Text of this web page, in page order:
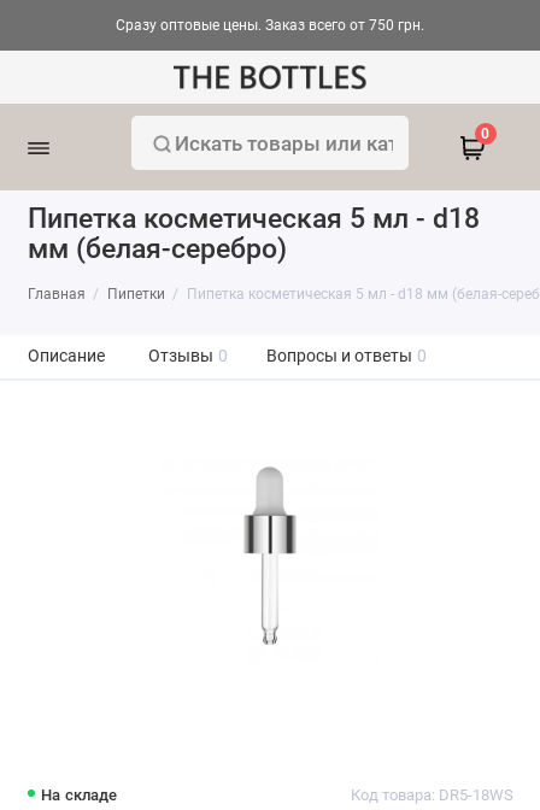
Сразу оптовые цены. Заказ всего от 750 грн.
0
Пипетка косметическая 5 мл - d18
мм (белая-серебро)
Главная Пипетки Пипетка косметическая 5 мл - d18 мм (белая-
Описание Отзывы 0 Вопросы и ответы 0
На складе Код товара: DR5-18WS